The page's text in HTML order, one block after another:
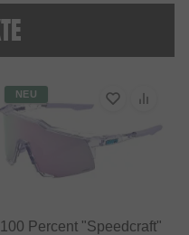
NEU
100 Percent "Speedcraft"